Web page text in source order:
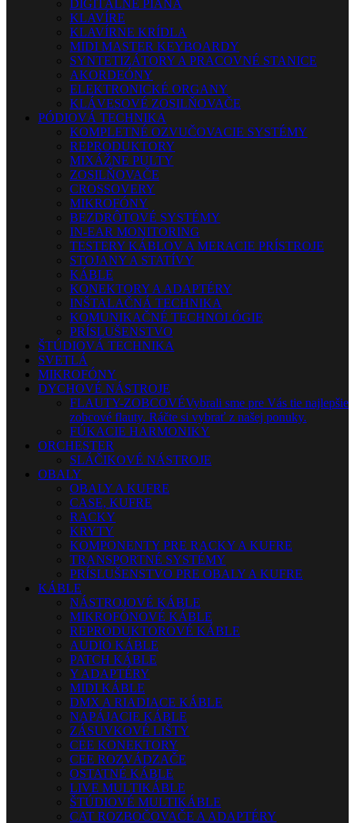
DIGITÁLNE PIÁNA
KLAVÍRE
KLAVÍRNE KRÍDLA
MIDI MASTER KEYBOARDY
SYNTETIZÁTORY A PRACOVNÉ STANICE
AKORDEÓNY
ELEKTRONICKÉ ORGANY
KLÁVESOVÉ ZOSILŇOVAČE
PÓDIOVÁ TECHNIKA
KOMPLETNÉ OZVUČOVACIE SYSTÉMY
REPRODUKTORY
MIXÁŽNE PULTY
ZOSILŇOVAČE
CROSSOVERY
MIKROFÓNY
BEZDRÔTOVÉ SYSTÉMY
IN-EAR MONITORING
TESTERY KÁBLOV A MERACIE PRÍSTROJE
STOJANY A STATÍVY
KÁBLE
KONEKTORY A ADAPTÉRY
INŠTALAČNÁ TECHNIKA
KOMUNIKAČNÉ TECHNOLÓGIE
PRÍSLUŠENSTVO
ŠTÚDIOVÁ TECHNIKA
SVETLÁ
MIKROFÓNY
DYCHOVÉ NÁSTROJE
FLAUTY-ZOBCOVÉVybrali sme pre Vás tie najlepšie
zobcové flauty. Ráčte si vybrať z našej ponuky.
FÚKACIE HARMONIKY
ORCHESTER
SLÁČIKOVÉ NÁSTROJE
OBALY
OBALY A KUFRE
CASE, KUFRE
RACKY
KRYTY
KOMPONENTY PRE RACKY A KUFRE
TRANSPORTNÉ SYSTÉMY
PRÍSLUŠENSTVO PRE OBALY A KUFRE
KÁBLE
NÁSTROJOVÉ KÁBLE
MIKROFÓNOVÉ KÁBLE
REPRODUKTOROVÉ KÁBLE
AUDIO KÁBLE
PATCH KÁBLE
Y ADAPTÉRY
MIDI KÁBLE
DMX A RIADIACE KÁBLE
NAPÁJACIE KÁBLE
ZÁSUVKOVÉ LIŠTY
CEE KONEKTORY
CEE ROZVÁDZAČE
OSTATNÉ KÁBLE
LIVE MULTIKÁBLE
ŠTÚDIOVÉ MULTIKÁBLE
CAT ROZBOČOVAČE A ADAPTÉRY